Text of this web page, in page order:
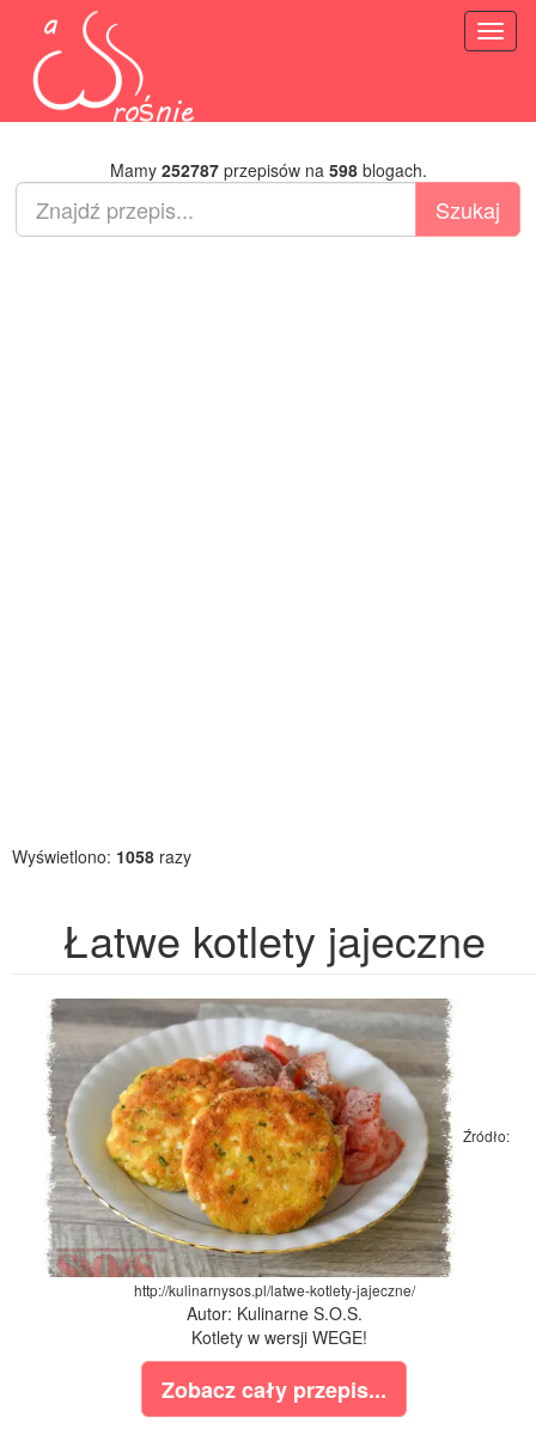
Mamy 252787przepisów na 598blogach.
Wyświetlono: 1058 razy
Łatwe kotlety jajeczne
Źródło:
http://kulinarnysos.pl/latwe-kotlety-jajeczne/
Autor: Kulinarne S.O.S.
Kotlety w wersji WEGE!
Zobacz cały przepis...